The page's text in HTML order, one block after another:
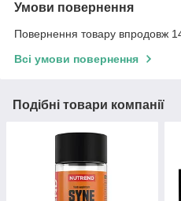
Умови повернення
Повернення товару впродовж
Всі умови повернення
Подібні товари компанії